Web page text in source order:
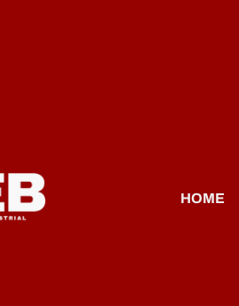
HOME